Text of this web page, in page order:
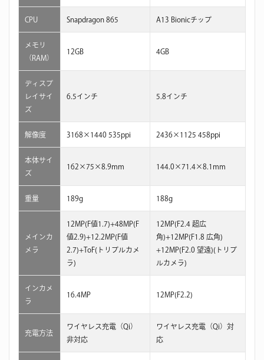
CPU Snapdragon 865 A13 Bionicチップ
メモリ
（RAM）
12GB 4GB
ディスプ
レイサイ
ズ
6.5インチ 5.8インチ
解像度 3168×1440 535ppi 2436×1125 458ppi
本体サイ
ズ
162×75×8.9mm 144.0×71.4×8.1mm
重量 189g 188g
メインカ
メラ
12MP(F値1.7)+48MP(F
値2.9)+12.2MP(F値
2.7)+ToF(トリプルカメ
ラ)
12MP(F2.4 超広
角)+12MP(F1.8 広角)
+12MP(F2.0 望遠)(トリプ
ルカメラ)
インカメ
ラ
16.4MP 12MP(F2.2)
充電方法
ワイヤレス充電（Qi）
非対応
ワイヤレス充電（Qi）対
応